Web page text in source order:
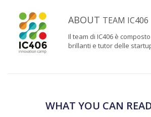
ABOUT TEAM IC406
Il team di IC406 è
brillanti e tutor delle
WHAT YOU CAN